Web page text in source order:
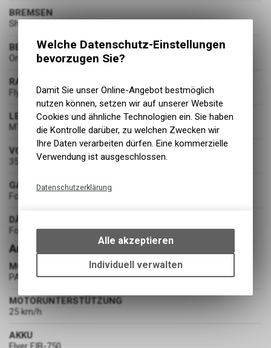
BREMSEN
Shimano BR-MT520 203/203
BEREIFUNG
Onza Porcupine 61-622 / 66-584
RADSATZ
Flyer Alexrims
LENKER
MTB Rise
VORBAU
35mm
GABEL
Fox 36 Float Rhythm (150 mm)
DÄMPFER
Fox Float X Performance (150 mm)
Antrieb
MOTOR
PANASONIC GX ULTIMATE PRO 95NM 250W
MOTORUNTERSTÜTZUNG
25 km/h
AKKU
Welche Datenschutz-Einstellungen
bevorzugen Sie?
Damit Sie unser Online-Angebot bestmöglich
nutzen können, setzen wir auf unserer Website
Cookies und ähnliche Technologien ein. Sie haben
die Kontrolle darüber, zu welchen Zwecken wir
Ihre Daten verarbeiten dürfen. Eine kommerzielle
Verwendung ist ausgeschlossen.
Datenschutzerklärung
bestimmte Interaktionen und
Einstellungen auf Ihrem Gerät,
um die grundlegenden
Funktionen unseres Online-
des Warenkorbs, zu
Alle akzeptieren
Individuell verwalten